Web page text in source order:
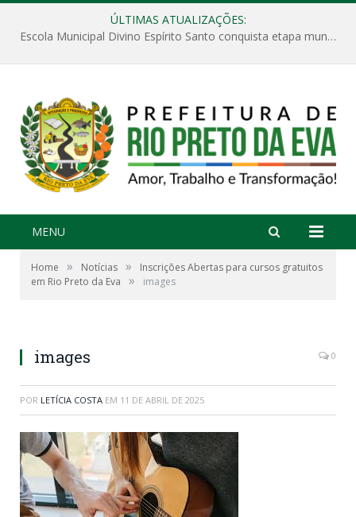
ÚLTIMAS ATUALIZAÇÕES:
Escola Municipal Divino Espírito Santo conquista etapa municipal da V Feira Amazonense de Matemática
MENU
Home » Notícias »
Inscrições Abertas para cursos gratuitos
em Rio Preto da Eva
» images
images 0
POR LETÍCIA COSTA EM 11 DE ABRIL DE 2025